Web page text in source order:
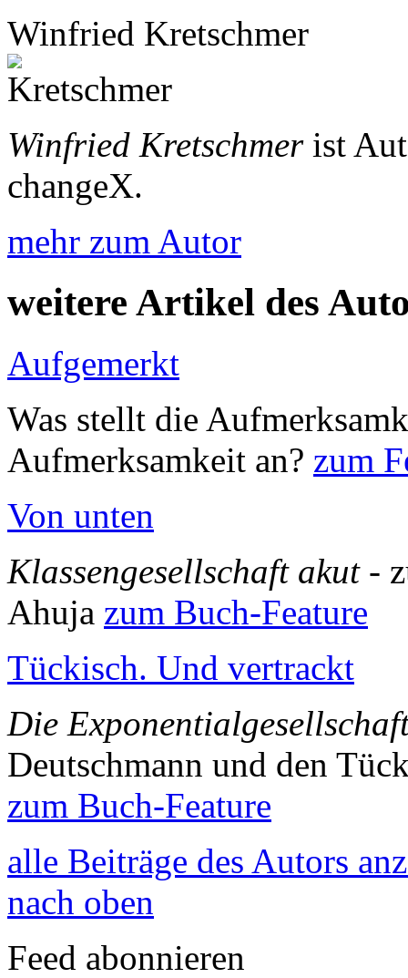
Winfried Kretschmer
Winfried Kretschmerist
changeX.
mehr zum Autor
weitere Artikel des
Aufgemerkt
Was stellt die
Aufmerksamkeit an? zum
Von unten
Klassengesellschaft akut-
Ahuja zum Buch-Feature
Tückisch. Und vertrackt
Die
Deutschmann und den
zum Buch-Feature
alle Beiträge des Autors
nach oben
Feed abonnieren